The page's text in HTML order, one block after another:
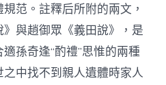
范。註釋后所附的兩文，
》與趙御眾《義田說》，是
適孫奇逢“酌禮”思惟的兩種
中找不到親人遺體時家人